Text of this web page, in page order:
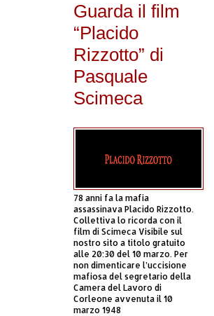
Guarda il film
“Placido
Rizzotto” di
Pasquale
Scimeca
78 anni fa la mafia
assassinava Placido Rizzotto.
Collettiva lo ricorda con il
film di Scimeca Visibile sul
nostro sito a titolo gratuito
alle 20:30 del 10 marzo. Per
non dimenticare l’uccisione
mafiosa del segretario della
Camera del Lavoro di
Corleone avvenuta il 10
marzo 1948